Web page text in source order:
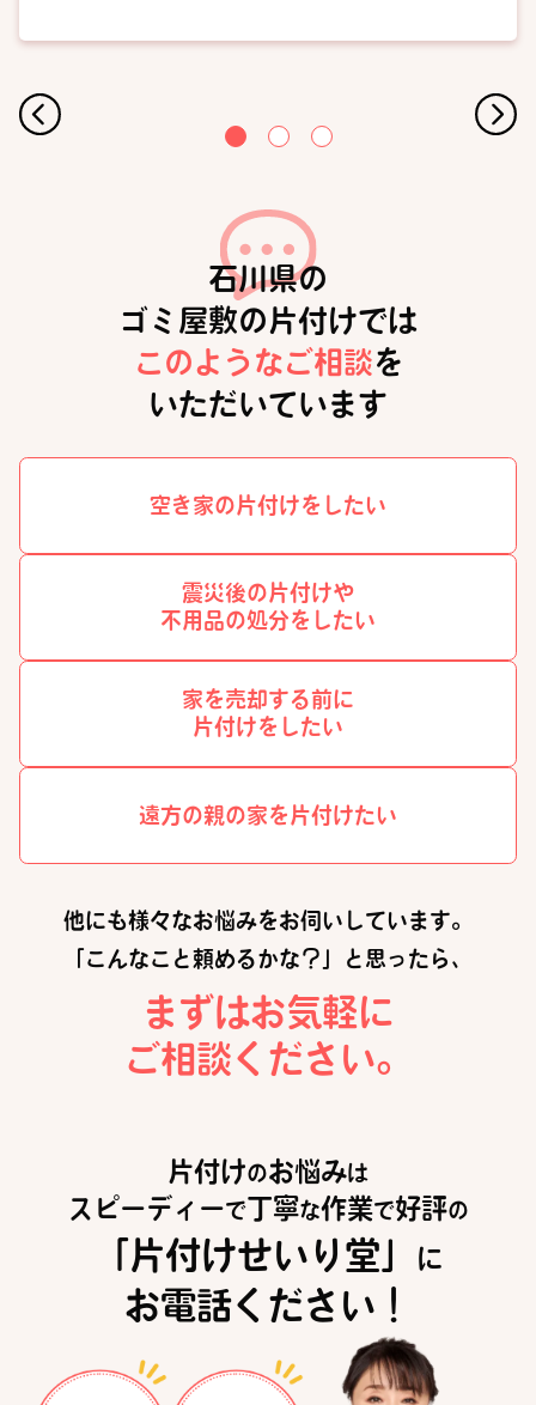
石川県の
ゴミ屋敷の片付けでは
このようなご相談を
いただいています
空き家の片付けをしたい
震災後の片付けや
不用品の処分をしたい
家を売却する前に
片付けをしたい
遠方の親の家を 片付けたい
他にも様々なお悩みをお伺いしています。
「こんなこと頼めるかな？」と思ったら、
まずはお気軽に
ご相談ください。
片付けのお悩みは
スピーディーで丁寧な作業で好評の
「片付けせいり堂」 に
お電話ください！